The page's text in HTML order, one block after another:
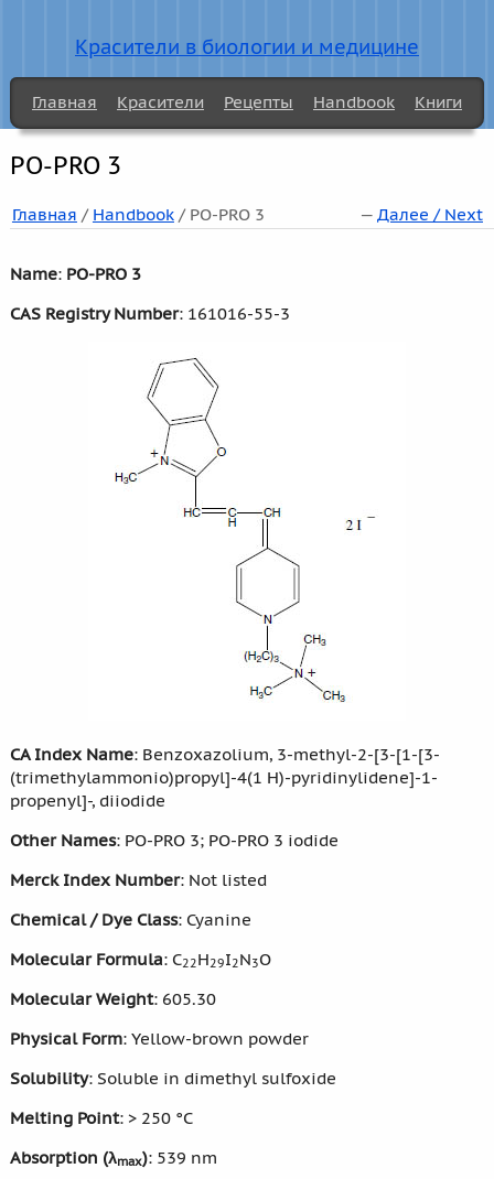
Красители в биологии и медицине
Главная Красители Рецепты Handbook Книги
PO-PRO 3
Главная / — Далее / Next
Handbook/ PO-PRO 3
Name: PO-PRO 3
CAS Registry Number: 161016-55-3
CA Index Name: Benzoxazolium, 3-methyl-2-[3-[1-[3-
(trimethylammonio)propyl]-4(1 H)-pyridinylidene]-1-
propenyl]-, diiodide
Other Names: PO-PRO 3; PO-PRO 3 iodide
Merck Index Number: Not listed
Chemical / Dye Class: Cyanine
Molecular Formula: C22H29I2N3O
Molecular Weight: 605.30
Physical Form: Yellow-brown powder
Solubility: Soluble in dimethyl sulfoxide
Melting Point: > 250 °C
Absorption (λmax): 539 nm